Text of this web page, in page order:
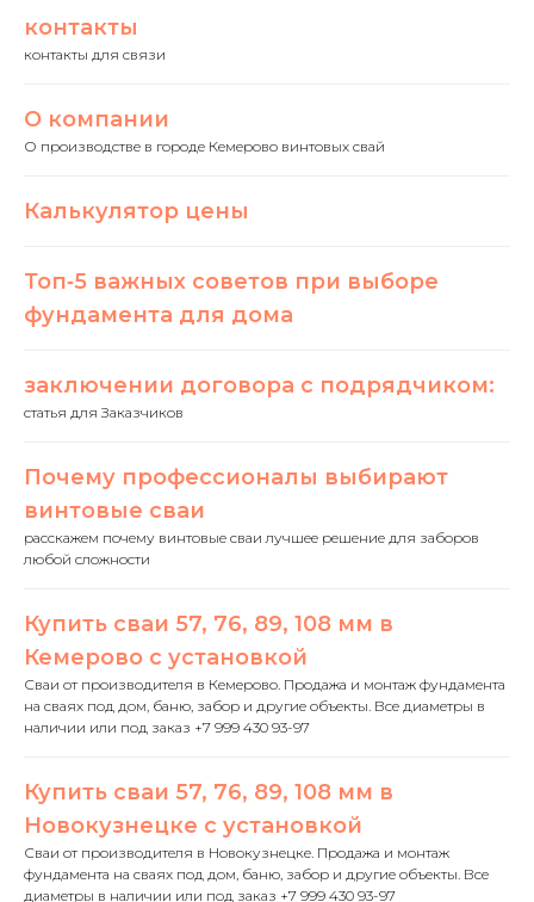
контакты
контакты для связи
О компании
О производстве в городе Кемерово винтовых свай
Калькулятор цены
Топ‑5 важных советов при выборе
фундамента для дома
заключении договора с подрядчиком:
статья для Заказчиков
Почему профессионалы выбирают
винтовые сваи
расскажем почему винтовые сваи лучшее решение для заборов
любой сложности
Купить сваи 57, 76, 89, 108 мм в
Кемерово с установкой
Сваи от производителя в Кемерово. Продажа и монтаж фундамента
на сваях под дом, баню, забор и другие объекты. Все диаметры в
наличии или под заказ +7 999 430 93-97
Купить сваи 57, 76, 89, 108 мм в
Новокузнецке с установкой
Сваи от производителя в Новокузнецке. Продажа и монтаж
фундамента на сваях под дом, баню, забор и другие объекты. Все
диаметры в наличии или под заказ +7 999 430 93-97